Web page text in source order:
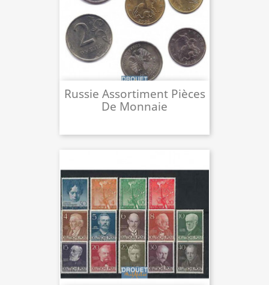
Russie Assortiment Pièces
De Monnaie